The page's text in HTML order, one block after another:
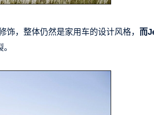
，整体仍然是家用车的设计风格， 而